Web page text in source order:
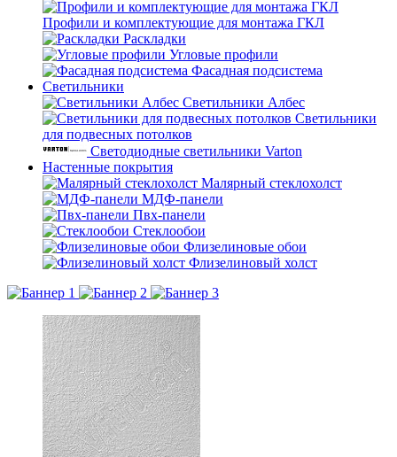
Профили и комплектующие для монтажа ГКЛ
Раскладки
Угловые профили
Фасадная подсистема
Светильники
Светильники Албес
Светильники
для подвесных потолков
Светодиодные светильники Varton
Настенные покрытия
Малярный стеклохолст
МДФ-панели
Пвх-панели
Стеклообои
Флизелиновые обои
Флизелиновый холст